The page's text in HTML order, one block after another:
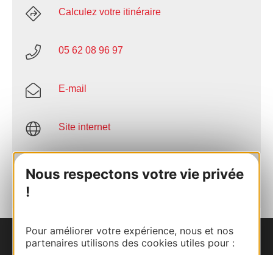
Nous respectons votre vie privée
!
Pour améliorer votre expérience, nous et nos
partenaires utilisons des cookies utiles pour :
Calculez votre itinéraire
05 62 08 96 97
E-mail
Site internet
AU CARNET
Nous contacter